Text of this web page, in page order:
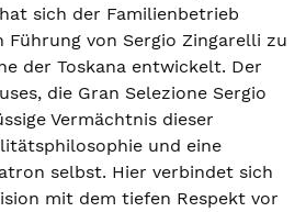
sich der Familienbetrieb
Führung von Sergio Zingarelli zu
der Toskana entwickelt. Der
die Gran Selezione Sergio
Vermächtnis dieser
und eine
selbst. Hier verbindet sich
mit dem tiefen Respekt vor